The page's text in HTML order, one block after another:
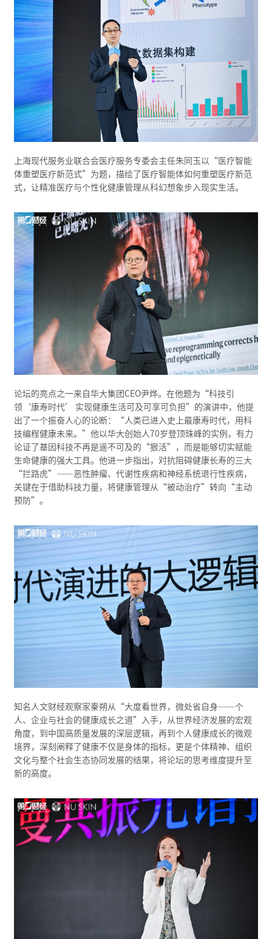
上海现代服务业联合会医疗服务专委会主任朱同玉以“医疗智能
体重塑医疗新范式”为题，描绘了医疗智能体如何重塑医疗新范
式，让精准医疗与个性化健康管理从科幻想象步入现实生活。
论坛的亮点之一来自华大集团CEO尹烨。在他题为“科技引
领‘康寿时代’ 实现健康生活可及可享可负担”的演讲中，他提
出了一个振奋人心的论断：“人类已进入史上最康寿时代，用科
技编程健康未来。”他以华大创始人70岁登顶珠峰的实例，有力
论证了基因科技不再是遥不可及的“狠活”，而是能够切实赋能
生命健康的强大工具。他进一步指出，对抗阻碍健康长寿的三大
“拦路虎”——恶性肿瘤、代谢性疾病和神经系统退行性疾病，
关键在于借助科技力量，将健康管理从“被动治疗”转向“主动
预防”。
知名人文财经观察家秦朔从“大度看世界，微处省自身——个
人、企业与社会的健康成长之道”入手，从世界经济发展的宏观
角度，到中国高质量发展的深层逻辑，再到个人健康成长的微观
境界，深刻阐释了健康不仅是身体的指标，更是个体精神、组织
文化与整个社会生态协同发展的结果，将论坛的思考维度提升至
新的高度。